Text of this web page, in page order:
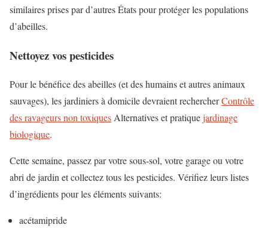
similaires prises par d’autres États pour protéger les populations
d’abeilles.
Nettoyez vos pesticides
Pour le bénéfice des abeilles (et des humains et autres animaux
sauvages), les jardiniers à domicile devraient rechercherContrôle
des ravageurs non toxiquesAlternatives et pratiquejardinage
biologique.
Cette semaine, passez par votre sous-sol, votre garage ou votre
abri de jardin et collectez tous les pesticides. Vérifiez leurs listes
d’ingrédients pour les éléments suivants:
acétamipride